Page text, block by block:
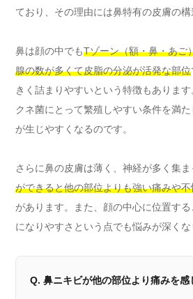
ており、その理由には鼻特有の皮膚の構
鼻は顔の中でもTゾーン（額・鼻・あご
腺の数が多くて皮脂の分泌が活発な部位
きく詰まりやすいという特徴もありま
クネ菌にとって繁殖しやすい条件を満
が生じやすくなるのです。
さらに鼻の皮膚は薄く、神経が多く集ま
ができると他の部位よりも強い痛みや
があります。また、顔の中心に位置す
になりやすさという点でも悩みが深くな
Q. 鼻ニキビが他の部位より痛みを感